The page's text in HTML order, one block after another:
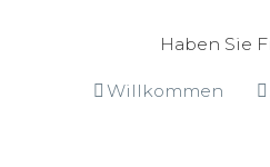
Haben Sie
Willkommen